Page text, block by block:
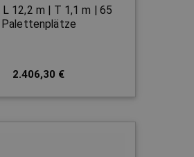
L 12,2 m | T 1,1 m | 65
Palettenplätze
2.406,30 €